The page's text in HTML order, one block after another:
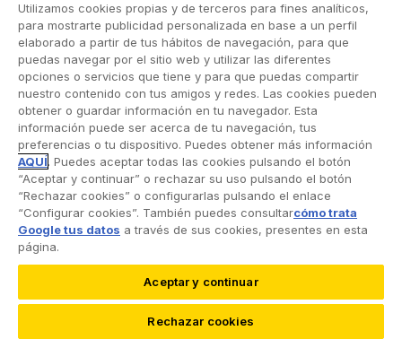
Viaje
Hogar
Vida
Decesos
Dental
Deportivo
Esquí
Utilizamos cookies propias y de terceros para fines analíticos,
para mostrarte publicidad personalizada en base a un perfil
elaborado a partir de tus hábitos de navegación, para que
puedas navegar por el sitio web y utilizar las diferentes
opciones o servicios que tiene y para que puedas compartir
nuestro contenido con tus amigos y redes. Las cookies pueden
obtener o guardar información en tu navegador. Esta
información puede ser acerca de tu navegación, tus
preferencias o tu dispositivo. Puedes obtener más información
AQUÍ. Puedes aceptar todas las cookies pulsando el botón
“Aceptar y continuar” o rechazar su uso pulsando el botón
“Rechazar cookies” o configurarlas pulsando el enlace
“Configurar cookies”. También puedes consultarcómo trata
Google tus datos a través de sus cookies, presentes en esta
página.
Aceptar y continuar
Rechazar cookies